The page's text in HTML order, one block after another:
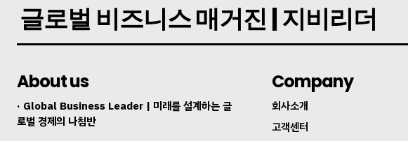
SUBSCRIBE NOW
글로벌 비즈니스 매거진 | 지비리더
About us
· Global Business Leader | 미래를 설계하는 글
로벌 경제의 나침반
Company
회사소개
고객센터